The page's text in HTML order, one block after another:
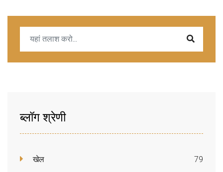
ब्लॉग श्रेणी
खेल 79